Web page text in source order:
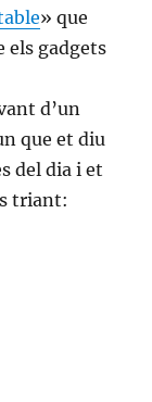
» que
gadgets
d’un
que et diu
del dia i et
triant: